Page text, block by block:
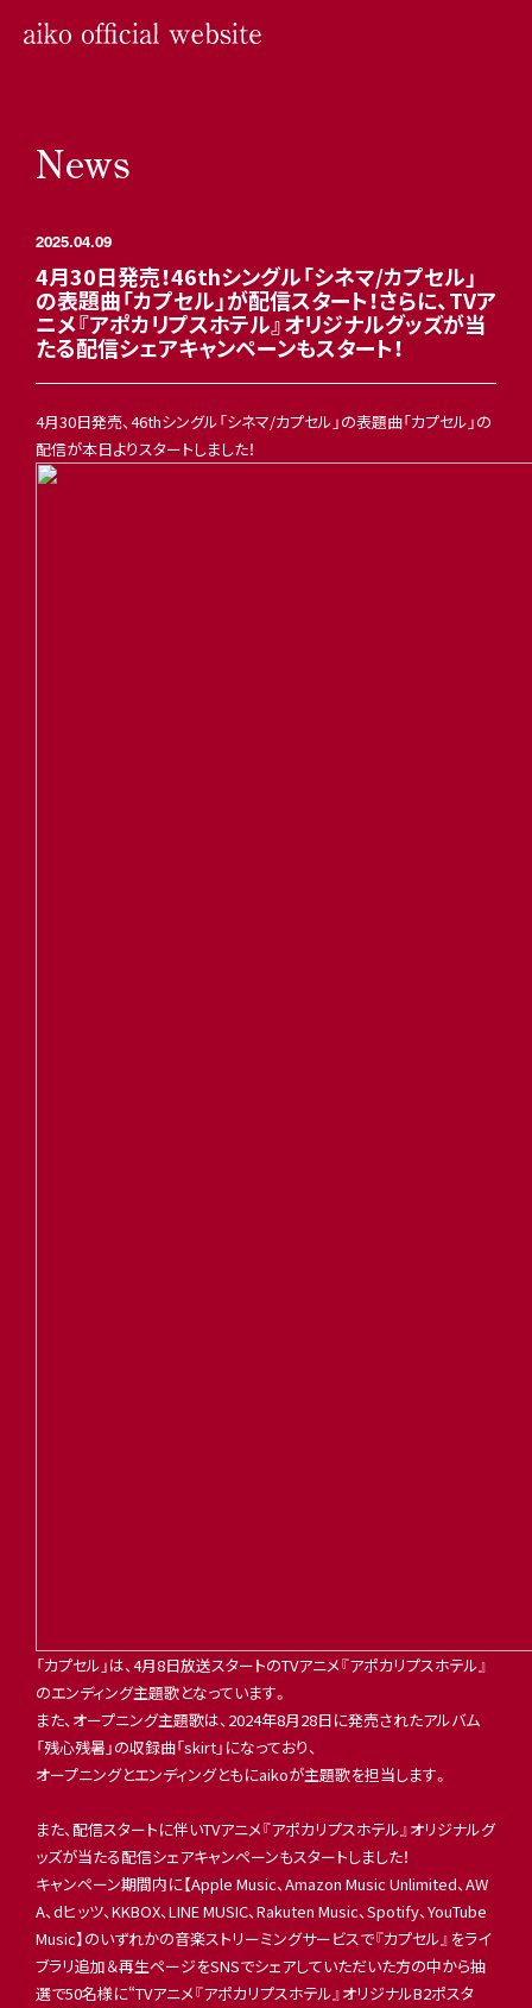
News
2025.04.09
4月30日発売！46thシングル「シネマ/カプセル」
の表題曲「カプセル」が配信スタート！さらに、TVア
ニメ『アポカリプスホテル』オリジナルグッズが当
たる配信シェアキャンペーンもスタート！
4月30日発売、46thシングル「シネマ/カプセル」の表題曲「カプセル」の
配信が本日よりスタートしました！
「カプセル」は、4月8日放送スタートのTVアニメ『アポカリプスホテル』
のエンディング主題歌となっています。
また、オープニング主題歌は、2024年8月28日に発売されたアルバム
「残心残暑」の収録曲「skirt」になっており、
オープニングとエンディングともにaikoが主題歌を担当します。
また、配信スタートに伴いTVアニメ『アポカリプスホテル』オリジナルグ
ッズが当たる配信シェアキャンペーンもスタートしました！
キャンペーン期間内に【Apple Music、Amazon Music Unlimited、AW
A、dヒッツ、KKBOX、LINE MUSIC、Rakuten Music、Spotify、YouTube
Music】のいずれかの音楽ストリーミングサービスで『カプセル』をライ
ブラリ追加＆再生ページをSNSでシェアしていただいた方の中から抽
選で50名様に“TVアニメ『アポカリプスホテル』オリジナルB2ポスタ